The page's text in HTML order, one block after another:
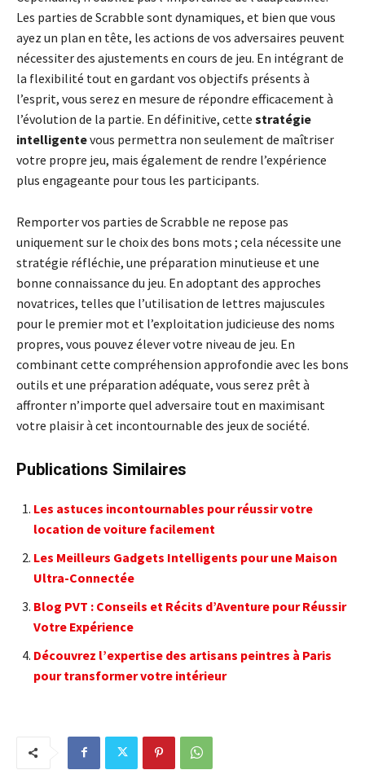
Les parties de Scrabble sont dynamiques, et bien que vous
ayez un plan en tête, les actions de vos adversaires peuvent
nécessiter des ajustements en cours de jeu. En intégrant de
la flexibilité tout en gardant vos objectifs présents à
l’esprit, vous serez en mesure de répondre efficacement à
l’évolution de la partie. En définitive, cette stratégie
intelligentevous permettra non seulement de maîtriser
votre propre jeu, mais également de rendre l’expérience
plus engageante pour tous les participants.
Remporter vos parties de Scrabble ne repose pas
uniquement sur le choix des bons mots ; cela nécessite une
stratégie réfléchie, une préparation minutieuse et une
bonne connaissance du jeu. En adoptant des approches
novatrices, telles que l’utilisation de lettres majuscules
pour le premier mot et l’exploitation judicieuse des noms
propres, vous pouvez élever votre niveau de jeu. En
combinant cette compréhension approfondie avec les bons
outils et une préparation adéquate, vous serez prêt à
affronter n’importe quel adversaire tout en maximisant
votre plaisir à cet incontournable des jeux de société.
Publications Similaires
Les astuces incontournables pour réussir votre
location de voiture facilement
Les Meilleurs Gadgets Intelligents pour une Maison
Ultra-Connectée
Blog PVT : Conseils et Récits d’Aventure pour Réussir
Votre Expérience
Découvrez l’expertise des artisans peintres à Paris
pour transformer votre intérieur